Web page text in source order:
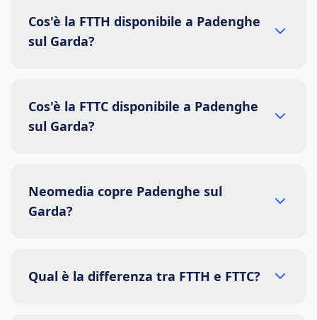
Cos'è la FTTH disponibile a Padenghe
sul Garda?
Cos'è la FTTC disponibile a Padenghe
sul Garda?
Neomedia copre Padenghe sul
Garda?
Qual è la differenza tra FTTH e FTTC?